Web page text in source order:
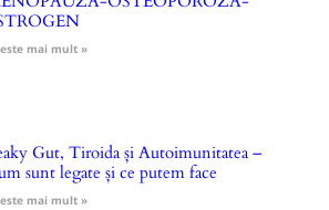
mai mult »
Gut, Tiroida și Autoimunitatea –
sunt legate și ce putem face
mai mult »